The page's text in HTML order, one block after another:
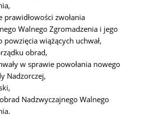
prawidłowości zwołania
Walnego Zgromadzenia i jego
powzięcia wiążących uchwał,
obrad,
w sprawie powołania nowego
Nadzorczej,
Nadzwyczajnego Walnego